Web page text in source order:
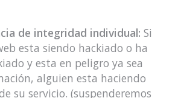
de integridad individual: Si
esta siendo hackiado o ha
y esta en peligro ya sea
alguien esta haciendo
su servicio. (suspenderemos